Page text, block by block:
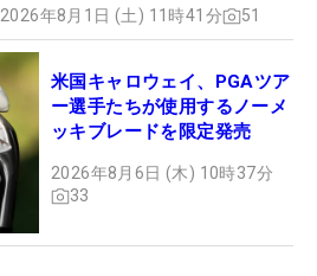
2026年8月1日 (土) 11時41分 51
米国キャロウェイ、PGAツア
ー選手たちが使用するノーメ
ッキブレードを限定発売
2026年8月6日 (木) 10時37分
33